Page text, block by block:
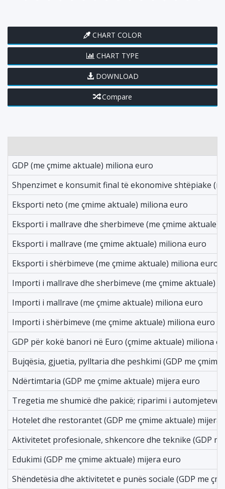
CHART COLOR
CHART TYPE
DOWNLOAD
Compare
GDP (me çmime aktuale) miliona euro
Shpenzimet e konsumit final të ekonomive shtëpiake
Eksporti neto (me çmime aktuale) miliona euro
Eksporti i mallrave dhe sherbimeve (me çmime aktuale)
Eksporti i mallrave (me çmime aktuale) miliona euro
Eksporti i shërbimeve (me çmime aktuale) miliona euro
Importi i mallrave dhe sherbimeve (me çmime aktuale)
Importi i mallrave (me çmime aktuale) miliona euro
Importi i shërbimeve (me çmime aktuale) miliona euro
GDP për kokë banori në Euro (çmime aktuale) miliona
Bujqësia, gjuetia, pylltaria dhe peshkimi (GDP me
Ndërtimtaria (GDP me çmime aktuale) mijera euro
Tregetia me shumicë dhe pakicë; riparimi i
Hotelet dhe restorantet (GDP me çmime aktuale) mijera
Aktivitetet profesionale, shkencore dhe teknike (GDP
Edukimi (GDP me çmime aktuale) mijera euro
Shëndetësia dhe aktivitetet e punës sociale (GDP me